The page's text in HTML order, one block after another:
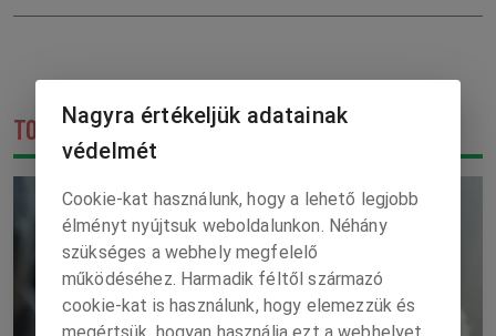
TOVÁBBIAK A KATEGÓRIÁBÓL
Nagyra értékeljük adatainak
védelmét
Cookie-kat használunk, hogy a lehető legjobb
élményt nyújtsuk weboldalunkon. Néhány
szükséges a webhely megfelelő
működéséhez. Harmadik féltől származó
cookie-kat is használunk, hogy elemezzük és